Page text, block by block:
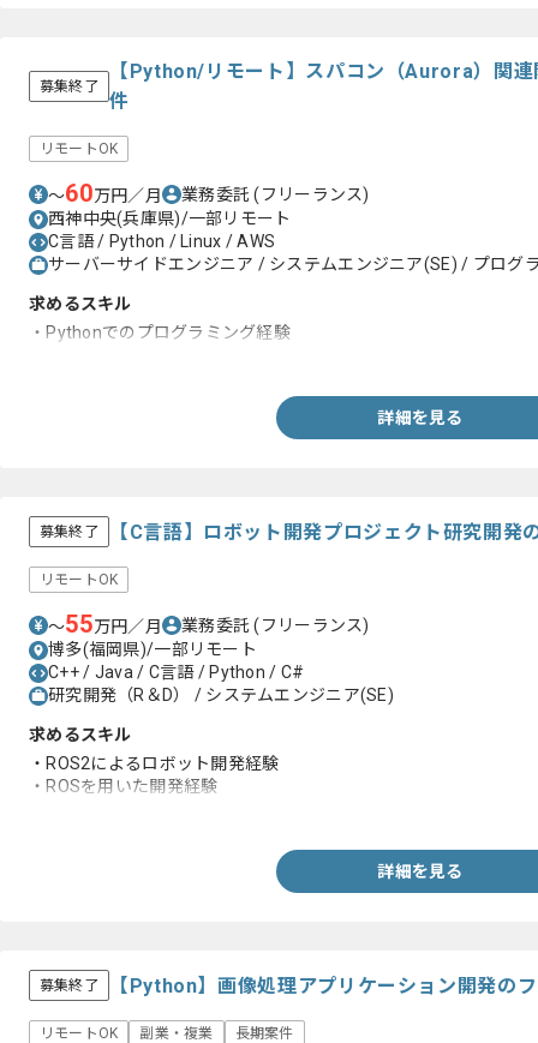
募集終了
【Python/リモート】スパコン（Aurora）関連
件
リモートOK
〜60万円／月 業務委託(フリーランス)
西神中央(兵庫県)/一部リモート
C言語 / Python / Linux / AWS
サーバーサイドエンジニア / システムエンジニア(SE) / プログ
求めるスキル
・Pythonでのプログラミング経験
詳細を見る
募集終了 【C言語】ロボット開発プロジェクト研究開発
リモートOK
〜55万円／月 業務委託(フリーランス)
博多(福岡県)/一部リモート
C++ / Java / C言語 / Python / C#
研究開発（R＆D） / システムエンジニア(SE)
求めるスキル
・ROS2によるロボット開発経験
・ROSを用いた開発経験
詳細を見る
募集終了 【Python】画像処理アプリケーション開発の
リモートOK 副業・複業 長期案件